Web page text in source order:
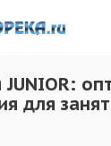
JUNIOR:
для